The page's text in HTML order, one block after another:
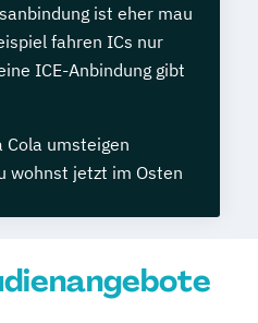
ist eher mau
fahren ICs nur
ICE-Anbindung gibt
Cola umsteigen
wohnst jetzt im Osten